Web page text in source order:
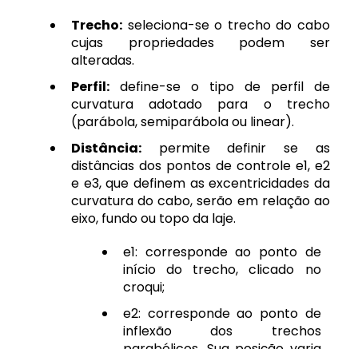
Trecho: seleciona-se o trecho do cabo
cujas propriedades podem ser
alteradas.
Perfil: define-se o tipo de perfil de
curvatura adotado para o trecho
(parábola, semiparábola ou linear).
Distância: permite definir se as
distâncias dos pontos de controle e1, e2
e e3, que definem as excentricidades da
curvatura do cabo, serão em relação ao
eixo, fundo ou topo da laje.
e1: corresponde ao ponto de
início do trecho, clicado no
croqui;
e2: corresponde ao ponto de
inflexão dos trechos